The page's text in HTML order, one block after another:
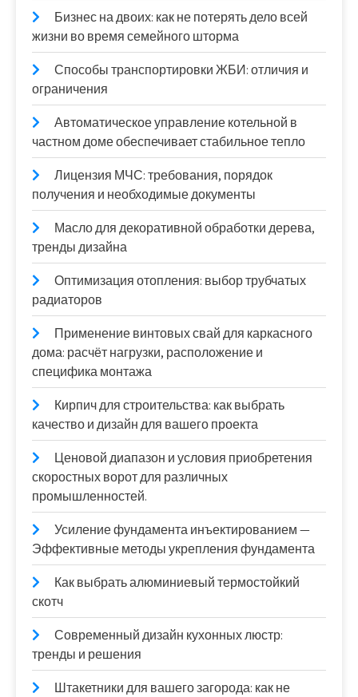
Бизнес на двоих: как не потерять дело всей
жизни во время семейного шторма
Способы транспортировки ЖБИ: отличия и
ограничения
Автоматическое управление котельной в
частном доме обеспечивает стабильное тепло
Лицензия МЧС: требования, порядок
получения и необходимые документы
Масло для декоративной обработки дерева,
тренды дизайна
Оптимизация отопления: выбор трубчатых
радиаторов
Применение винтовых свай для каркасного
дома: расчёт нагрузки, расположение и
специфика монтажа
Кирпич для строительства: как выбрать
качество и дизайн для вашего проекта
Ценовой диапазон и условия приобретения
скоростных ворот для различных
промышленностей.
Усиление фундамента инъектированием —
Эффективные методы укрепления фундамента
Как выбрать алюминиевый термостойкий
скотч
Современный дизайн кухонных люстр:
тренды и решения
Штакетники для вашего загорода: как не